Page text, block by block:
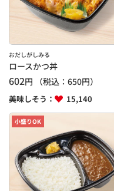
おだしがしみる
ロースかつ丼
602円 （税込： 650円）
美味しそう： 15,140
小盛りOK